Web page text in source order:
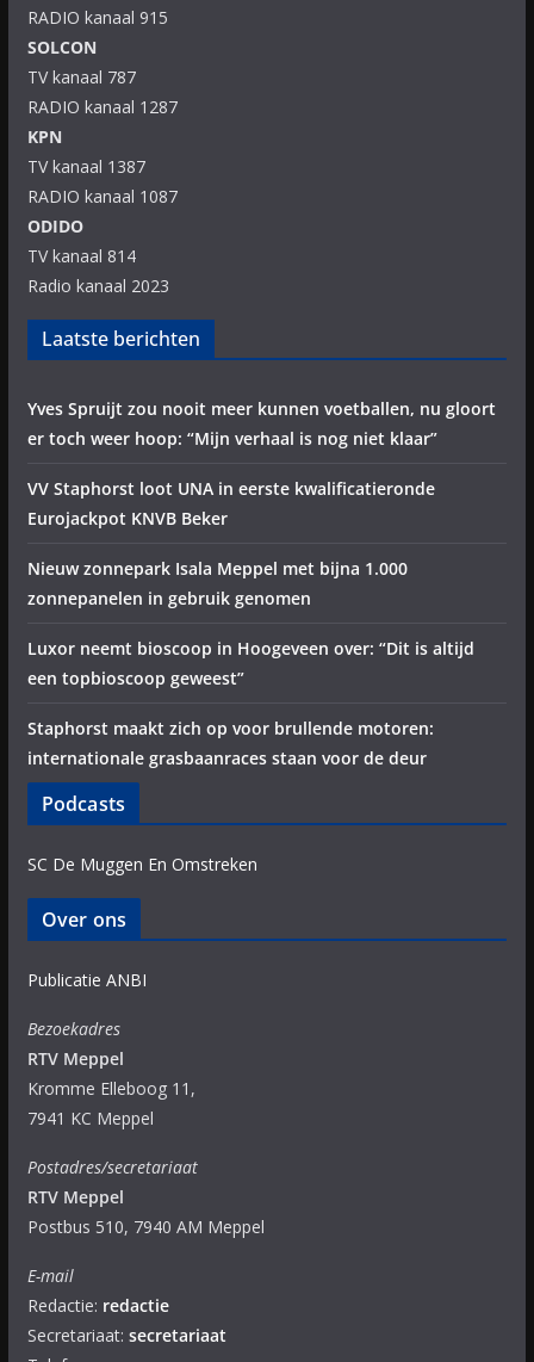
RADIO kanaal 915
SOLCON
TV kanaal 787
RADIO kanaal 1287
KPN
TV kanaal 1387
RADIO kanaal 1087
ODIDO
TV kanaal 814
Radio kanaal 2023
Laatste berichten
Yves Spruijt zou nooit meer kunnen voetballen, nu gloort
er toch weer hoop: “Mijn verhaal is nog niet klaar”
VV Staphorst loot UNA in eerste kwalificatieronde
Eurojackpot KNVB Beker
Nieuw zonnepark Isala Meppel met bijna 1.000
zonnepanelen in gebruik genomen
Luxor neemt bioscoop in Hoogeveen over: “Dit is altijd
een topbioscoop geweest”
Staphorst maakt zich op voor brullende motoren:
internationale grasbaanraces staan voor de deur
Podcasts
SC De Muggen En Omstreken
Over ons
Publicatie ANBI
Bezoekadres
RTV Meppel
Kromme Elleboog 11,
7941 KC Meppel
Postadres/secretariaat
RTV Meppel
Postbus 510, 7940 AM Meppel
E-mail
Redactie: redactie
Secretariaat: secretariaat